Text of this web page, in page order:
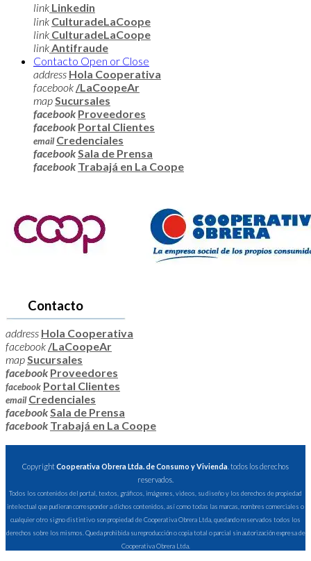
link Linkedin
link CulturadeLaCoope
link CulturadeLaCoope
linkAntifraude
Contacto Open or Close
address Hola Cooperativa
facebook /LaCoopeAr
mapSucursales
facebook Proveedores
facebook Portal Clientes
email Credenciales
facebookSala de Prensa
facebook Trabajá en La Coope
Contacto
address Hola Cooperativa
facebook /LaCoopeAr
mapSucursales
facebook Proveedores
facebook Portal Clientes
email Credenciales
facebookSala de Prensa
facebook Trabajá en La Coope
CopyrightCooperativa Obrera Ltda. de Consumo y Vivienda . todos los derechos
reservados.
Todos los contenidos del portal, textos, gráficos, imágenes, videos, su diseño y los derechos de propiedad
intelectual que pudieran corresponder a dichos contenidos, así como todas las marcas, nombres comerciales o
cualquier otro signo distintivo son propiedad de Cooperativa Obrera Ltda, quedando reservados todos los
derechos sobre los mismos. Queda prohibida su reproducción o copia total o parcial sin autorización expresa de
Cooperativa Obrera Ltda.